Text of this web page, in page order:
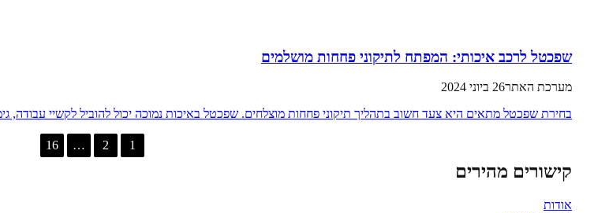
שפכטל לרכב איכותי: המפתח לתיקוני פחחות מושלמים
מערכת האתר26 ביוני 2024
בחירת שפכטל מתאים היא צעד חשוב בתהליך תיקוני פחחות מוצלחים. שפכטל באיכות נמוכה יכול להוביל לקשיי עבודה,
1
2
…
16
קישורים מהירים
אודות